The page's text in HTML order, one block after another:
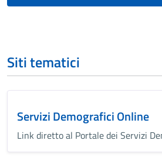
Siti tematici
Servizi Demografici Online
Link diretto al Portale dei Servizi